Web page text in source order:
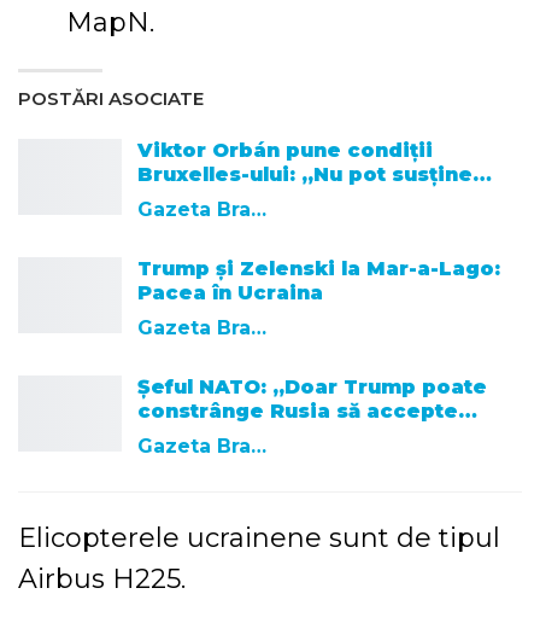
MapN.
POSTĂRI ASOCIATE
Viktor Orbán pune condiții
Bruxelles-ului: „Nu pot susține…
Gazeta Brasovului
Trump și Zelenski la Mar-a-Lago:
Pacea în Ucraina
Gazeta Brasovului
Șeful NATO: „Doar Trump poate
constrânge Rusia să accepte…
Gazeta Brasovului
Elicopterele ucrainene sunt de tipul
Airbus H225.